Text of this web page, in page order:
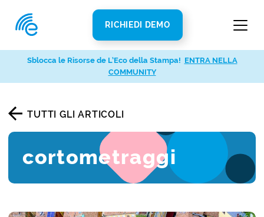
RICHIEDI DEMO
TUTTI GLI ARTICOLI
cortometraggi
Sblocca le Risorse de L’Eco della Stampa! ENTRA NELLA
COMMUNITY